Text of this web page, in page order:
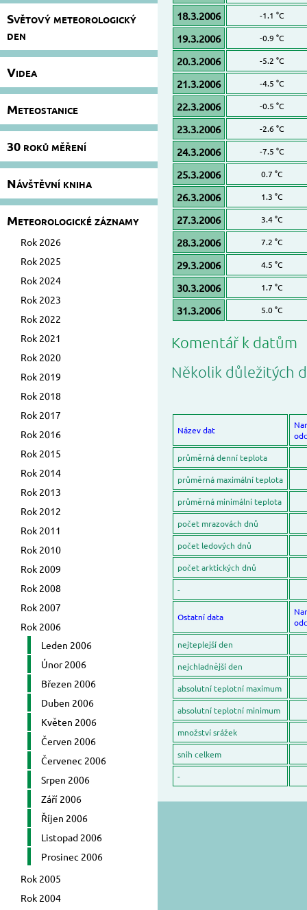
Světový meteorologický
den
Videa
Meteostanice
30 roků měření
Návštěvní kniha
Meteorologické záznamy
Rok 2026
Rok 2025
Rok 2024
Rok 2023
Rok 2022
Rok 2021
Rok 2020
Rok 2019
Rok 2018
Rok 2017
Rok 2016
Rok 2015
Rok 2014
Rok 2013
Rok 2012
Rok 2011
Rok 2010
Rok 2009
Rok 2008
Rok 2007
Rok 2006
Leden 2006
Únor 2006
Březen 2006
Duben 2006
Květen 2006
Červen 2006
Červenec 2006
Srpen 2006
Září 2006
Říjen 2006
Listopad 2006
Prosinec 2006
Rok 2005
Rok 2004
18.3.2006 -1.1 °C
19.3.2006 -0.9 °C
20.3.2006 -5.2 °C
21.3.2006 -4.5 °C
22.3.2006 -0.5 °C
23.3.2006 -2.6 °C
24.3.2006 -7.5 °C
25.3.2006 0.7 °C
26.3.2006 1.3 °C
27.3.2006 3.4 °C
28.3.2006 7.2 °C
29.3.2006 4.5 °C
30.3.2006 1.7 °C
31.3.2006 5.0 °C
Komentář k datům
Několik důležitých
Název dat
průměrná denní teplota
průměrná maximální teplota
průměrná minimální teplota
počet mrazovách dnů
počet ledových dnů
počet arktických dnů
-
Ostatní data
nejteplejší den
nejchladnější den
absolutní teplotní maximum
absolutní teplotní minimum
množství srážek
snih celkem
-